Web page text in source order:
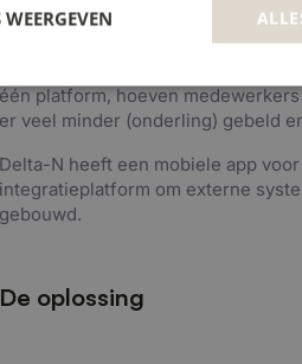
Medewerkers en opdrachtgevers
één platform, hoeven
er veel minder (onderling) gebeld
Delta-N heeft een mobiele app
integratieplatform om externe
gebouwd.
De oplossing